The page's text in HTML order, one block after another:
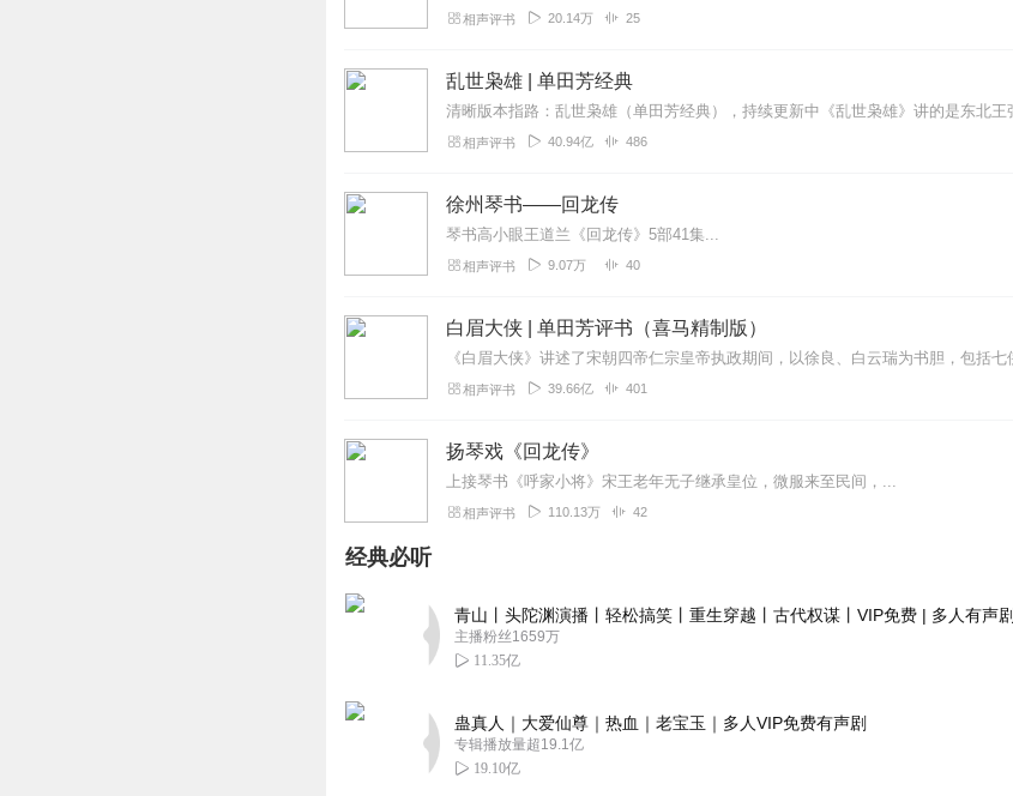
相声评书 20.14万 25
乱世枭雄 | 单田芳经典
相声评书 40.94亿 486
徐州琴书——回龙传
琴书高小眼王道兰《回龙传》5部41集...
相声评书 9.07万 40
白眉大侠 | 单田芳评书（喜马精制版）
相声评书 39.66亿 401
扬琴戏《回龙传》
上接琴书《呼家小将》宋王老年无子继承皇位，微服来至民间，...
相声评书 110.13万 42
经典必听
青山丨头陀渊演播丨轻松搞笑丨重生穿越丨古代权谋丨VIP免费 | 多人有声剧
主播粉丝1659万
11.35亿
蛊真人｜大爱仙尊｜热血｜老宝玉｜多人VIP免费有声剧
专辑播放量超19.1亿
19.10亿